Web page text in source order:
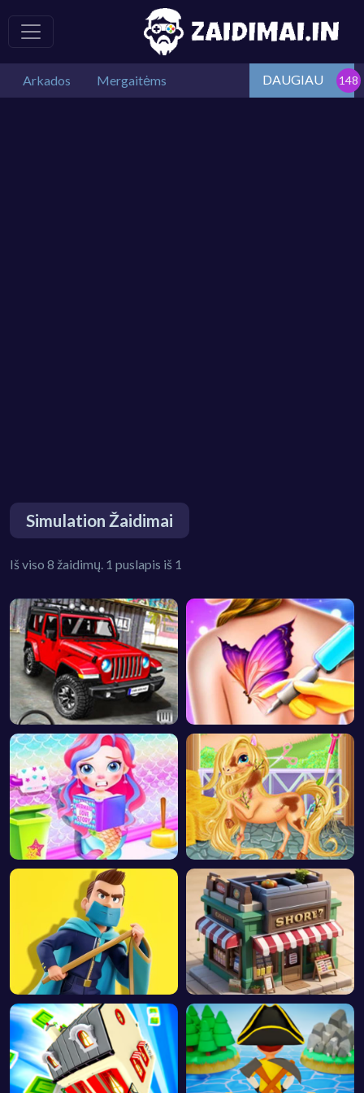
Arkados Mergaitėms DAUGIAU
Simulation Žaidimai
Iš viso 8 žaidimų. 1 puslapis iš 1